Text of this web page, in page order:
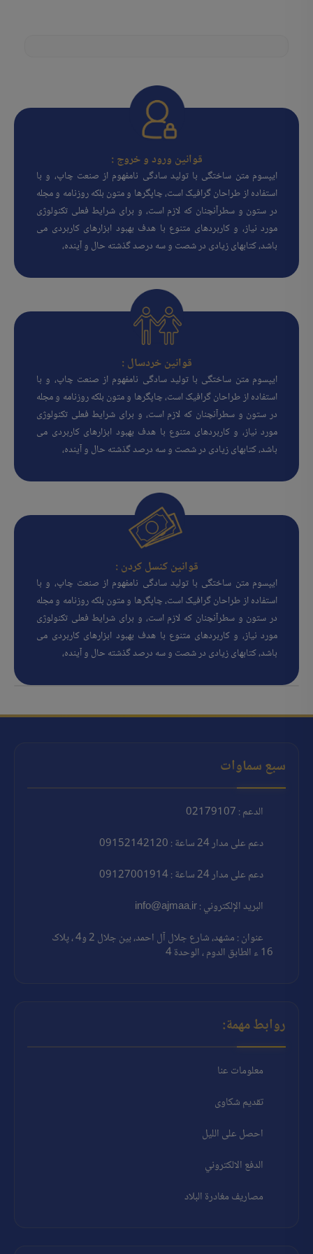
قوانین ورود و خروج :
ایپسوم متن ساختگی با تولید سادگی نامفهوم از صنعت چاپ، و با
استفاده از طراحان گرافیک است، چاپگرها و متون بلکه روزنامه و مجله
در ستون و سطرآنچنان که لازم است، و برای شرایط فعلی تکنولوژی
مورد نیاز، و کاربردهای متنوع با هدف بهبود ابزارهای کاربردی می
باشد، کتابهای زیادی در شصت و سه درصد گذشته حال و آینده،
قوانین خردسال :
ایپسوم متن ساختگی با تولید سادگی نامفهوم از صنعت چاپ، و با
استفاده از طراحان گرافیک است، چاپگرها و متون بلکه روزنامه و مجله
در ستون و سطرآنچنان که لازم است، و برای شرایط فعلی تکنولوژی
مورد نیاز، و کاربردهای متنوع با هدف بهبود ابزارهای کاربردی می
باشد، کتابهای زیادی در شصت و سه درصد گذشته حال و آینده،
قوانین کنسل کردن :
ایپسوم متن ساختگی با تولید سادگی نامفهوم از صنعت چاپ، و با
استفاده از طراحان گرافیک است، چاپگرها و متون بلکه روزنامه و مجله
در ستون و سطرآنچنان که لازم است، و برای شرایط فعلی تکنولوژی
مورد نیاز، و کاربردهای متنوع با هدف بهبود ابزارهای کاربردی می
باشد، کتابهای زیادی در شصت و سه درصد گذشته حال و آینده،
سبع سماوات
الدعم : 02179107
دعم على مدار 24 ساعة : 09152142120
دعم على مدار 24 ساعة : 09127001914
البريد الإلكتروني : info@ajmaa.ir
عنوان : مشهد، شارع جلال آل احمد، بين جلال 2 و4 ، پلاک
16 ء الطابق الدوم ، الوحدة 4
روابط مهمة:
معلومات عنا
تقديم شكاوى
احصل على الليل
الدفع الالكتروني
مصاريف مغادرة البلاد